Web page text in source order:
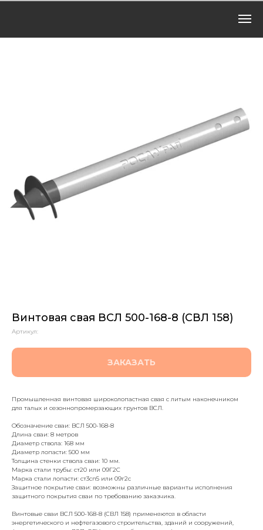
Винтовая свая ВСЛ 500-168-8 (СВЛ 158)
Артикул:
ЗАКАЗАТЬ
Промышленная винтовая широколопастная свая с литым наконечником
для талых и сезоннопромерзающих грунтов ВСЛ.
Обозначение сваи: ВСЛ 500-168-8
Длина сваи: 8 метров
Диаметр ствола: 168 мм
Диаметр лопасти: 500 мм
Толщина стенки ствола сваи: 10 мм.
Марка стали трубы: ст20 или 09Г2С
Марка стали лопасти: ст3сп5 или 09г2с
Защитное покрытие сваи: возможны различные варианты исполнения
защитного покрытия сваи по требованию заказчика.
Винтовые сваи ВСЛ 500-168-8 (СВЛ 158) применяются в области
энергетического и нефтегазового строительства, зданий и сооружений,